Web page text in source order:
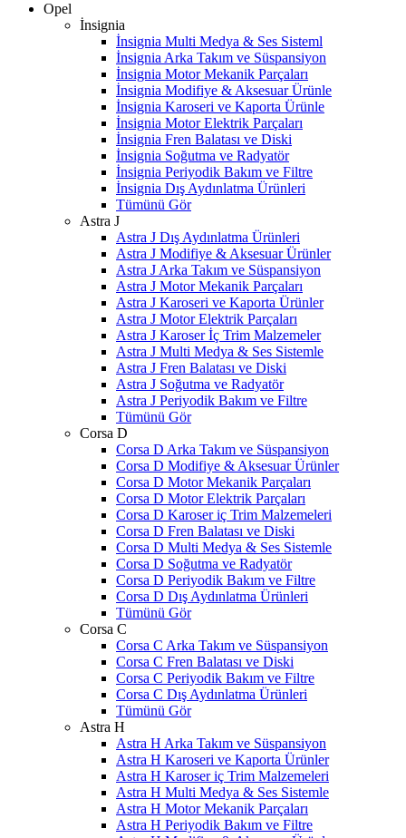
Opel
İnsignia
İnsignia Multi Medya & Ses Sisteml
İnsignia Arka Takım ve Süspansiyon
İnsignia Motor Mekanik Parçaları
İnsignia Modifiye & Aksesuar Ürünle
İnsignia Karoseri ve Kaporta Ürünle
İnsignia Motor Elektrik Parçaları
İnsignia Fren Balatası ve Diski
İnsignia Soğutma ve Radyatör
İnsignia Periyodik Bakım ve Filtre
İnsignia Dış Aydınlatma Ürünleri
Tümünü Gör
Astra J
Astra J Dış Aydınlatma Ürünleri
Astra J Modifiye & Aksesuar Ürünler
Astra J Arka Takım ve Süspansiyon
Astra J Motor Mekanik Parçaları
Astra J Karoseri ve Kaporta Ürünler
Astra J Motor Elektrik Parçaları
Astra J Karoser İç Trim Malzemeler
Astra J Multi Medya & Ses Sistemle
Astra J Fren Balatası ve Diski
Astra J Soğutma ve Radyatör
Astra J Periyodik Bakım ve Filtre
Tümünü Gör
Corsa D
Corsa D Arka Takım ve Süspansiyon
Corsa D Modifiye & Aksesuar Ürünler
Corsa D Motor Mekanik Parçaları
Corsa D Motor Elektrik Parçaları
Corsa D Karoser iç Trim Malzemeleri
Corsa D Fren Balatası ve Diski
Corsa D Multi Medya & Ses Sistemle
Corsa D Soğutma ve Radyatör
Corsa D Periyodik Bakım ve Filtre
Corsa D Dış Aydınlatma Ürünleri
Tümünü Gör
Corsa C
Corsa C Arka Takım ve Süspansiyon
Corsa C Fren Balatası ve Diski
Corsa C Periyodik Bakım ve Filtre
Corsa C Dış Aydınlatma Ürünleri
Tümünü Gör
Astra H
Astra H Arka Takım ve Süspansiyon
Astra H Karoseri ve Kaporta Ürünler
Astra H Karoser iç Trim Malzemeleri
Astra H Multi Medya & Ses Sistemle
Astra H Motor Mekanik Parçaları
Astra H Periyodik Bakım ve Filtre